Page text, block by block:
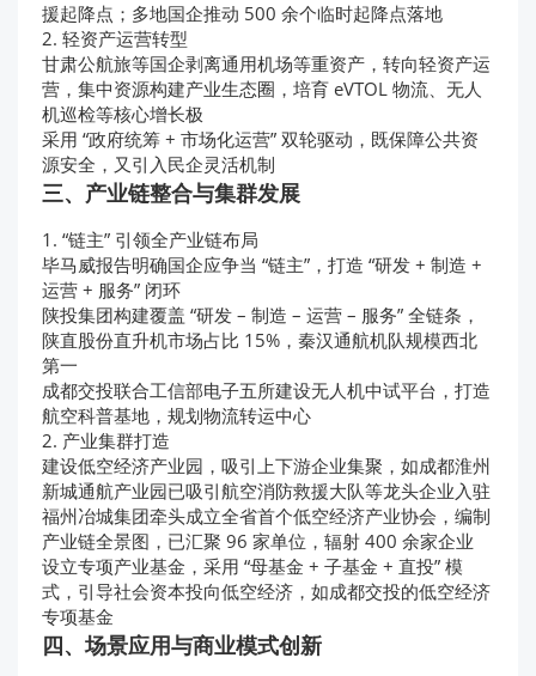
援起降点；多地国企推动 500 余个临时起降点落地
2. 轻资产运营转型
甘肃公航旅等国企剥离通用机场等重资产，转向轻资产运
营，集中资源构建产业生态圈，培育 eVTOL 物流、无人
机巡检等核心增长极
采用 “政府统筹 + 市场化运营” 双轮驱动，既保障公共资
源安全，又引入民企灵活机制
三、产业链整合与集群发展
1. “链主” 引领全产业链布局
毕马威报告明确国企应争当 “链主”，打造 “研发 + 制造 +
运营 + 服务” 闭环
陕投集团构建覆盖 “研发 – 制造 – 运营 – 服务” 全链条，
陕直股份直升机市场占比 15%，秦汉通航机队规模西北
第一
成都交投联合工信部电子五所建设无人机中试平台，打造
航空科普基地，规划物流转运中心
2. 产业集群打造
建设低空经济产业园，吸引上下游企业集聚，如成都淮州
新城通航产业园已吸引航空消防救援大队等龙头企业入驻
福州冶城集团牵头成立全省首个低空经济产业协会，编制
产业链全景图，已汇聚 96 家单位，辐射 400 余家企业
设立专项产业基金，采用 “母基金 + 子基金 + 直投” 模
式，引导社会资本投向低空经济，如成都交投的低空经济
专项基金
四、场景应用与商业模式创新